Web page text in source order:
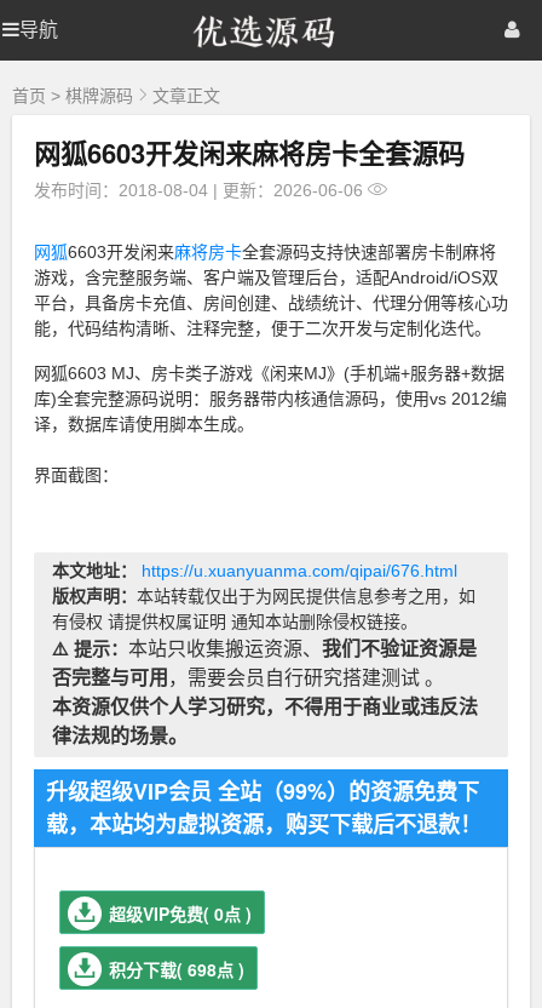
导航
优
选
码
优
选
首页 网站源码
棋牌源码
首页 > 棋牌源码 文章正文
网狐6603开发闲来麻将房卡全套源码
发布时间：2018-08-04 | 更新：2026-06-06
网狐6603开发闲来麻将房卡全套源码支持快速部署房卡制麻将
游戏，含完整服务端、客户端及管理后台，适配Android/iOS双
平台，具备房卡充值、房间创建、战绩统计、代理分佣等核心功
能，代码结构清晰、注释完整，便于二次开发与定制化迭代。
网狐6603 MJ、房卡类子游戏《闲来MJ》(手机端+服务器+数据
库)全套完整源码说明：服务器带内核通信源码，使用vs 2012编
译，数据库请使用脚本生成。
界面截图：
本文地址：
https://u.xuanyuanma.com/qipai/676.html
版权声明： 本站转载仅出于为网民提供信息参考之用，如
有侵权 请提供权属证明 通知本站删除侵权链接。
⚠️ 提示： 本站只收集搬运资源、 我们不验证资源是
否完整与可用 ，需要会员自行研究搭建测试 。
本资源仅供个人学习研究，不得用于商业或违反法
律法规的场景。
升级超级VIP会员 全站（99%）的资源免费下
载，本站均为虚拟资源，购买下载后不退款！
超级VIP免费( 0点 )
积分下载( 698点 )